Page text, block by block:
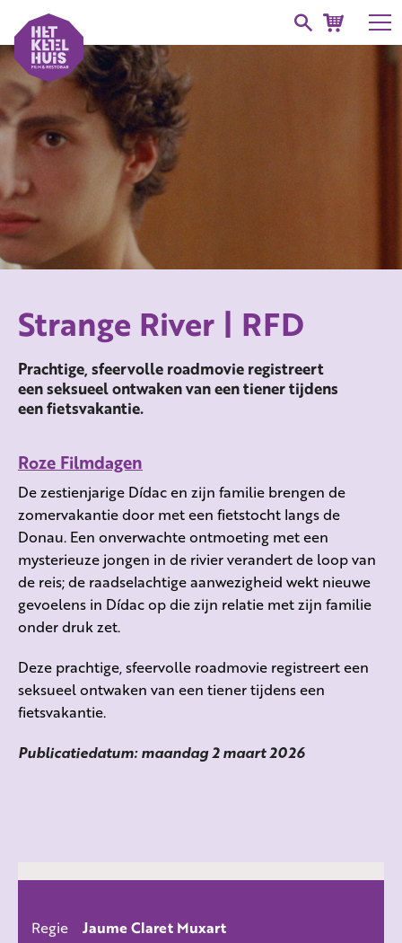
Strange River | RFD
Prachtige, sfeervolle roadmovie registreert
een seksueel ontwaken van een tiener tijdens
een fietsvakantie.
Roze Filmdagen
De zestienjarige Dídac en zijn familie brengen de
zomervakantie door met een fietstocht langs de
Donau. Een onverwachte ontmoeting met een
mysterieuze jongen in de rivier verandert de loop van
de reis; de raadselachtige aanwezigheid wekt nieuwe
gevoelens in Dídac op die zijn relatie met zijn familie
onder druk zet.
Deze prachtige, sfeervolle roadmovie registreert een
seksueel ontwaken van een tiener tijdens een
fietsvakantie.
Publicatiedatum: maandag 2 maart 2026
Regie
Jaume Claret Muxart